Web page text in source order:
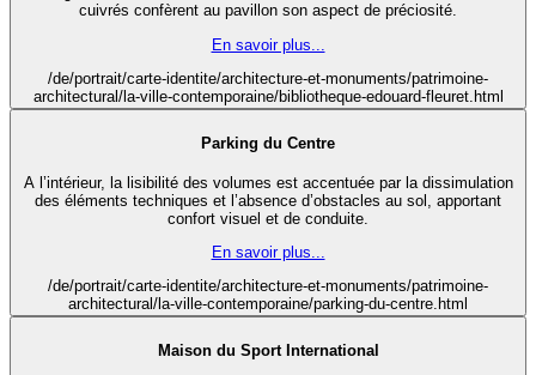
cuivrés confèrent au pavillon son aspect de préciosité.
En savoir plus...
/de/portrait/carte-identite/architecture-et-monuments/patrimoine-
architectural/la-ville-contemporaine/bibliotheque-edouard-fleuret.html
Parking du Centre
A l’intérieur, la lisibilité des volumes est accentuée par la dissimulation
des éléments techniques et l’absence d’obstacles au sol, apportant
confort visuel et de conduite.
En savoir plus...
/de/portrait/carte-identite/architecture-et-monuments/patrimoine-
architectural/la-ville-contemporaine/parking-du-centre.html
Maison du Sport International